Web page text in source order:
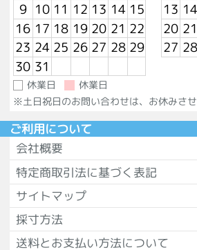
9 10 11 12 13 14 15
16 17 18 19 20 21 22
23 24 25 26 27 28 29
30 31
13 14
20 21
27 28
休業日
休業日
※土日祝日のお問い合わせは、お休みさせ
ご利用について
会社概要
特定商取引法に基づく表記
サイトマップ
採寸方法
送料とお支払い方法について